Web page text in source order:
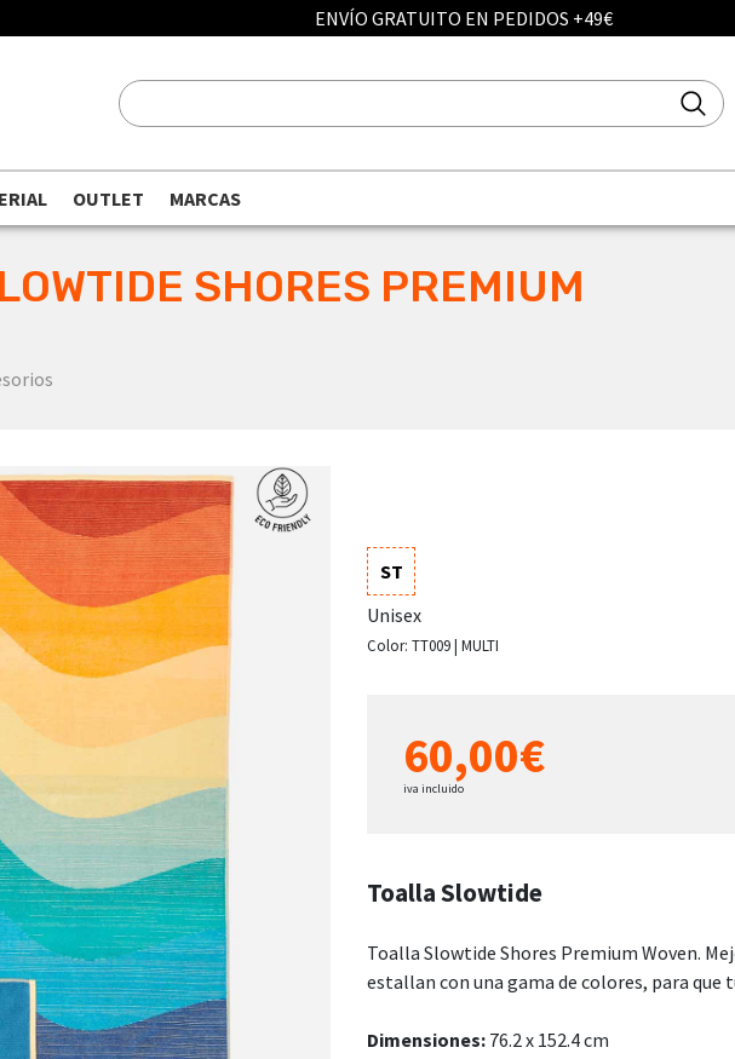
ENVÍO GRATUITO EN PEDIDOS +49€
OUTLET MARCAS
SHORES PREMIUM
ST
Unisex
Color: TT009 | MULTI
60,00€
iva incluido
Toalla Slowtide
Toalla Slowtide Shores Premium Woven.
estallan con una gama de colores, para
Dimensiones: 76.2 x 152.4 cm